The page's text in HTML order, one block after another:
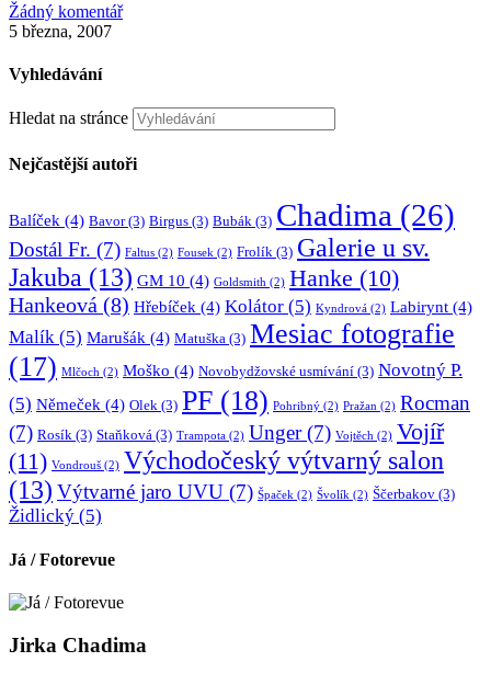
Žádný komentář
5 března, 2007
Vyhledávání
Hledat na stránce
Nejčastější autoři
Balíček (4) Bavor(3) Birgus (3) Bubák (3) Chadima (26)
Dostál Fr. (7) Faltus (2) Fousek (2) Frolík (3) Galerie u sv.
Jakuba (13) GM 10 (4) Goldsmith (2) Hanke (10)
Hankeová (8) Hřebíček (4) Kolátor (5) Kyndrová (2) Labirynt (4)
Malík (5) Marušák (4) Matuška (3) Mesiac fotografie
(17) Mlčoch (2) Moško (4) Novobydžovské usmívání (3) Novotný P.
(5) Němeček (4) Olek (3) PF (18) Pohribný (2) Pražan (2) Rocman
(7) Rosík (3) Staňková (3) Trampota (2) Unger(7) Vojtěch (2) Vojíř
(11) Vondrouš (2) Východočeský výtvarný salon
(13) Výtvarné jaro UVU (7) Špaček (2) Švolík (2) Ščerbakov (3)
Židlický (5)
Já / Fotorevue
Jirka Chadima